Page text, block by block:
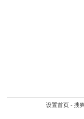
设置首页 - 搜